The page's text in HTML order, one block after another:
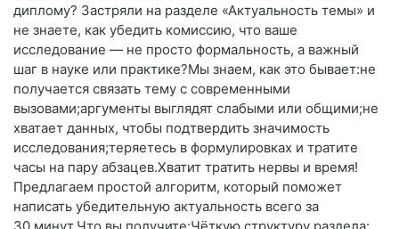
диплому? Застряли на разделе «Актуальность темы» и
не знаете, как убедить комиссию, что ваше
исследование — не просто формальность, а важный
шаг в науке или практике?Мы знаем, как это бывает:не
получается связать тему с современными
вызовами;аргументы выглядят слабыми или общими;не
хватает данных, чтобы подтвердить значимость
исследования;теряетесь в формулировках и тратите
часы на пару абзацев.Хватит тратить нервы и время!
Предлагаем простой алгоритм, который поможет
написать убедительную актуальность всего за